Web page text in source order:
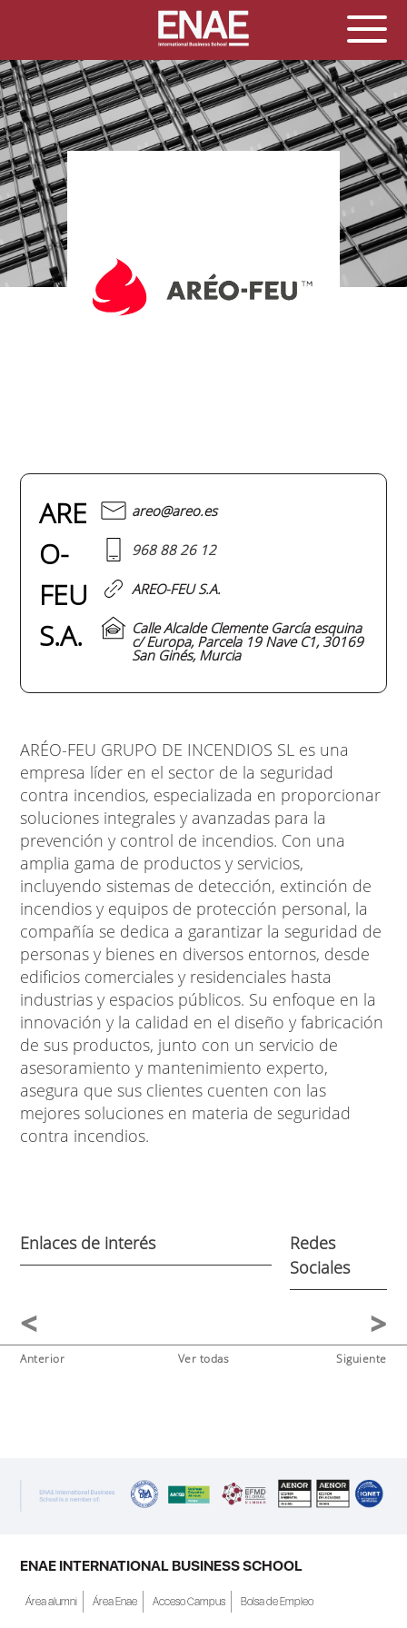
ARE
O-
FEU
S.A.
areo@areo.es
968 88 26 12
AREO-FEU S.A.
Calle Alcalde Clemente García esquina
c/ Europa, Parcela 19 Nave C1, 30169
San Ginés, Murcia
ARÉO-FEU GRUPO DE INCENDIOS SL es una
empresa líder en el sector de la seguridad
contra incendios, especializada en proporcionar
soluciones integrales y avanzadas para la
prevención y control de incendios. Con una
amplia gama de productos y servicios,
incluyendo sistemas de detección, extinción de
incendios y equipos de protección personal, la
compañía se dedica a garantizar la seguridad de
personas y bienes en diversos entornos, desde
edificios comerciales y residenciales hasta
industrias y espacios públicos. Su enfoque en la
innovación y la calidad en el diseño y fabricación
de sus productos, junto con un servicio de
asesoramiento y mantenimiento experto,
asegura que sus clientes cuenten con las
mejores soluciones en materia de seguridad
contra incendios.
Enlaces de interés
Redes
Sociales
Anterior Ver todas Siguiente
ENAE INTERNATIONAL BUSINESS SCHOOL
Área alumni Área Enae Acceso Campus Bolsa de Empleo